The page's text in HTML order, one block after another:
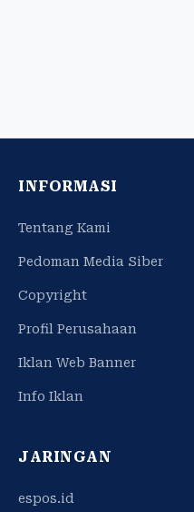
INFORMASI
Tentang Kami
Pedoman Media Siber
Copyright
Profil Perusahaan
Iklan Web Banner
Info Iklan
JARINGAN
espos.id